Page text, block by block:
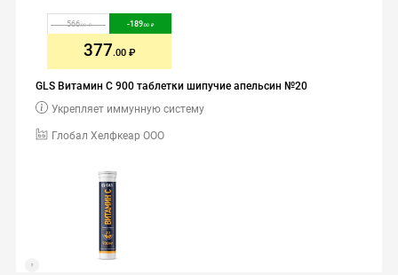
GLS Витамин C 900 таблетки шипучие апельсин №20
Глобал Хелфкеар ООО
Укрепляет иммунную систему
566.00 -189.00
377.00